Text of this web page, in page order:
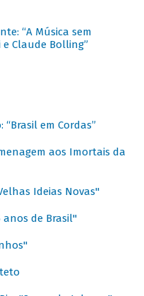
“A Música sem
Claude Bolling”
em Cordas”
aos Imortais da
Ideias Novas"
anos de Brasil"